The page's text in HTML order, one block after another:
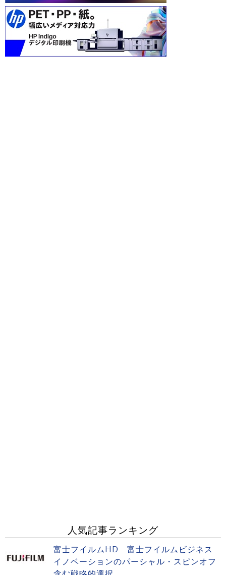
人気記事ランキング
富士フイルムHD 富士フイルムビジネス
イノベーションのパーシャル・スピンオフ